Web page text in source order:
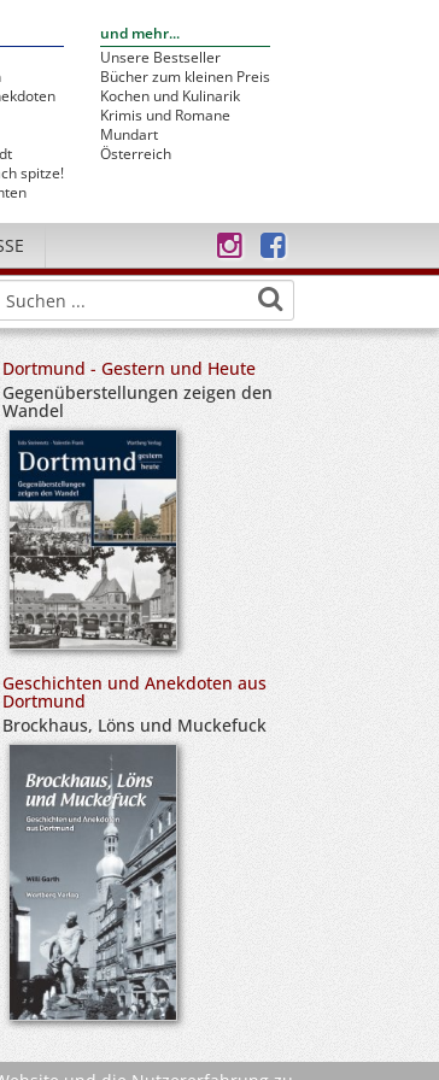
spitze!
und mehr...
Unsere Bestseller
Bücher zum kleinen Preis
Kochen und Kulinarik
Krimis und Romane
Mundart
Österreich
Dortmund - Gestern und Heute
Gegenüberstellungen zeigen den
Wandel
Geschichten und Anekdoten aus
Dortmund
Brockhaus, Löns und Muckefuck